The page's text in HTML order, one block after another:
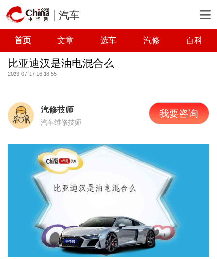
汽车
首页 文章 选车 汽修 百科
比亚迪汉是油电混合么
2023-07-17 16:18:55
汽修技师
汽车维修技师
我要咨询